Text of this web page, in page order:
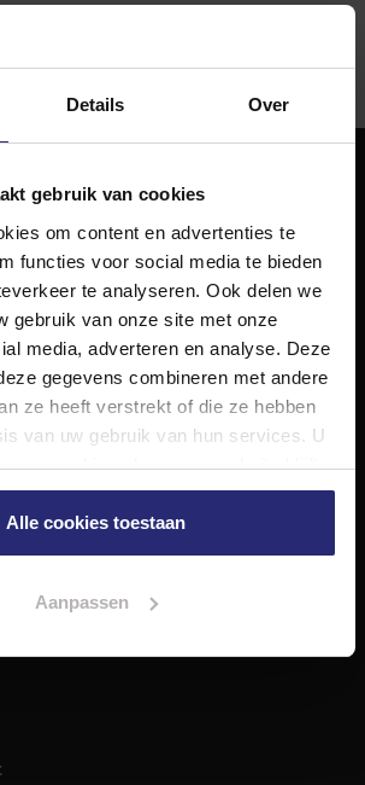
Details Over
gebruik van cookies
om content en advertenties te
functies voor social media te bieden
te analyseren. Ook delen we
gebruik van onze site met onze
media, adverteren en analyse. Deze
gegevens combineren met andere
ze heeft verstrekt of die ze hebben
van uw gebruik van hun services. U
cookies als u onze website blijft
Alle cookies toestaan
Aanpassen
modern makelaarskantoor met
in het vak en diepgaande kennis
in Haarlem en omstreken.
over